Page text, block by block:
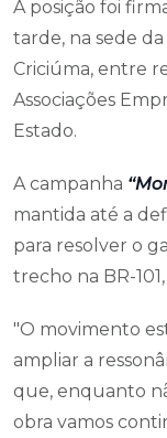
A posição foi
tarde, na sede da
Criciúma, entre
Associações
Estado.
A campanha
mantida até a
para resolver o
trecho na BR-
"O movimento
ampliar a
que, enquanto
obra vamos